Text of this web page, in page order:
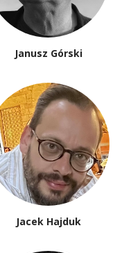
Janusz Górski
Jacek Hajduk